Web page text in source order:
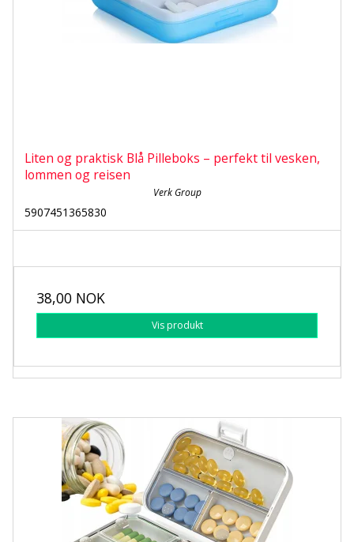
Liten og praktisk Blå Pilleboks – perfekt til vesken,
lommen og reisen
Verk Group
5907451365830
38,00 NOK
Vis produkt